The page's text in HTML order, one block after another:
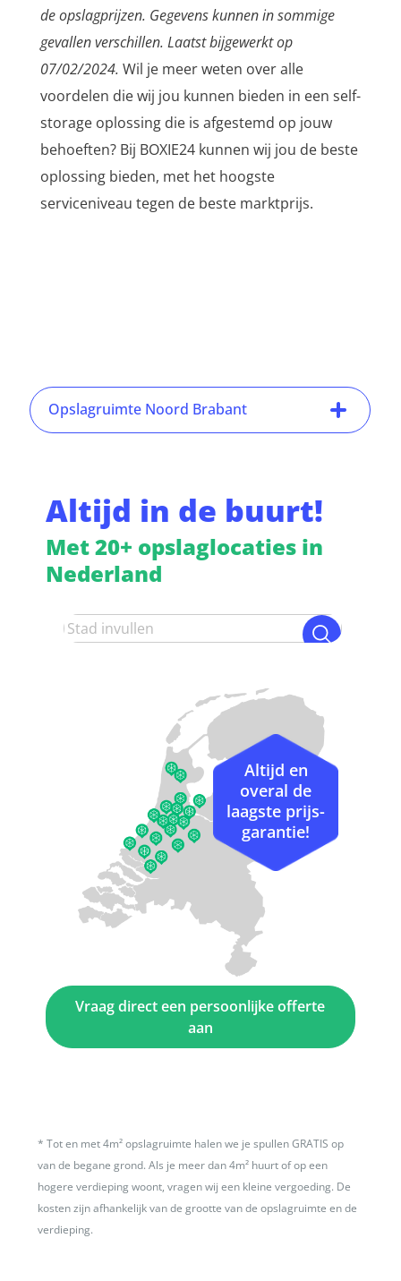
de opslagprijzen. Gegevens kunnen in sommige
gevallen verschillen. Laatst bijgewerkt op
07/02/2024.
voordelen die wij jou kunnen bieden in een self-
storage oplossing die is afgestemd op jouw
behoeften? Bij BOXIE24 kunnen wij jou de beste
oplossing bieden, met het hoogste
serviceniveau tegen de beste marktprijs.
Opslagruimte Noord Brabant
Altijd in de buurt!
Met 20+ opslaglocaties in
Nederland
Vraag direct een persoonlijke offerte
aan
Altijd en
overal de
laagste prijs-
garantie!
*Tot en met 4m² opslagruimte halen we je spullen GRATIS op
van de begane grond. Als je meer dan 4m² huurt of op een
hogere verdieping woont, vragen wij een kleine vergoeding. De
kosten zijn afhankelijk van de grootte van de opslagruimte en de
verdieping.